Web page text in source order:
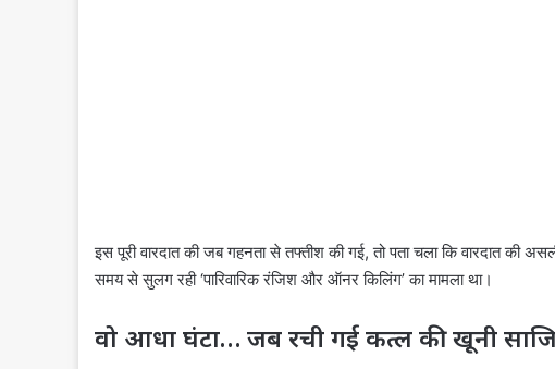
इस पूरी वारदात की जब गहनता से तफ्तीश की गई, तो पता चला कि वारदात की
समय से सुलग रही ‘पारिवारिक रंजिश और ऑनर किलिंग’ का मामला था।
वो आधा घंटा… जब रची गई कत्ल की खूनी